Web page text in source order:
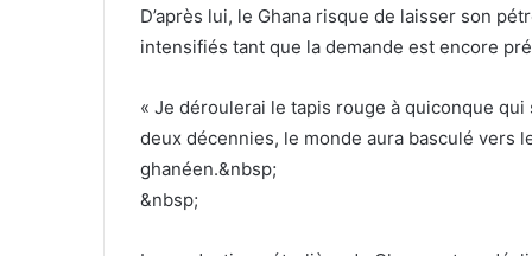
D’après lui, le Ghana risque de laisser son
intensifiés tant que la demande est encore
« Je déroulerai le tapis rouge à quiconque
deux décennies, le monde aura basculé vers
ghanéen.&nbsp;
&nbsp;